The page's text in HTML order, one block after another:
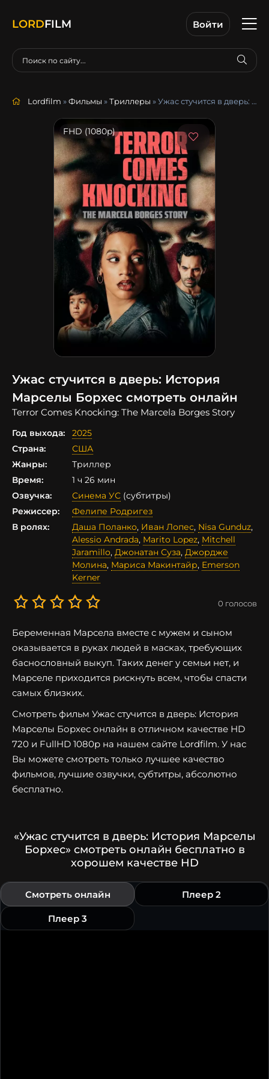
LORDFILM Войти
Lordfilm »Фильмы »Триллеры » Ужас стучится в дверь: История Марселы Борхес
FHD (1080p)
Ужас стучится в дверь: История
Марселы Борхес смотреть онлайн
Terror Comes Knocking: The Marcela Borges Story
Год выхода:
2025
Страна:
США
Жанры:
Триллер
Время:
1 ч 26 мин
Озвучка:
Синема УС (субтитры)
Режиссер:
Фелипе Родригез
В ролях:
Даша Поланко, Иван Лопес, Nisa Gunduz,
Alessio Andrada, Marito Lopez, Mitchell
Jaramillo, Джонатан Суза, Джордже
Молина, Мариса Макинтайр, Emerson
Kerner
0 голосов
Беременная Марсела вместе с мужем и сыном
оказывается в руках людей в масках, требующих
баснословный выкуп. Таких денег у семьи нет, и
Марселе приходится рискнуть всем, чтобы спасти
самых близких.
Смотреть фильм Ужас стучится в дверь: История
Марселы Борхес онлайн в отличном качестве HD
720 и FullHD 1080p на нашем сайте Lordfilm. У нас
Вы можете смотреть только лучшее качество
фильмов, лучшие озвучки, субтитры, абсолютно
бесплатно.
«Ужас стучится в дверь: История Марселы
Борхес» смотреть онлайн бесплатно в
хорошем качестве HD
Смотреть онлайн Плеер 2
Плеер 3